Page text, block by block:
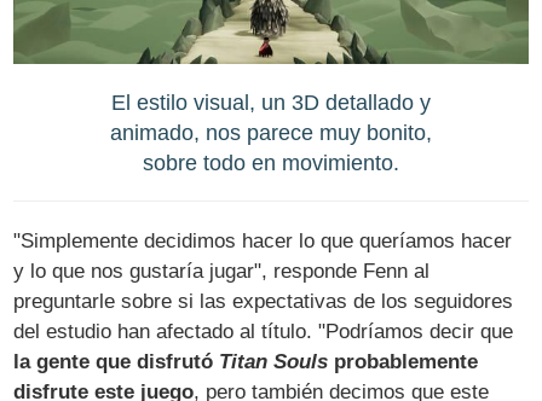
El estilo visual, un 3D detallado y
animado, nos parece muy bonito,
sobre todo en movimiento.
"Simplemente decidimos hacer lo que queríamos hacer
y lo que nos gustaría jugar", responde Fenn al
preguntarle sobre si las expectativas de los seguidores
del estudio han afectado al título. "Podríamos decir que
la gente que disfrutó Titan Souls probablemente
disfrute este juego, pero también decimos que este